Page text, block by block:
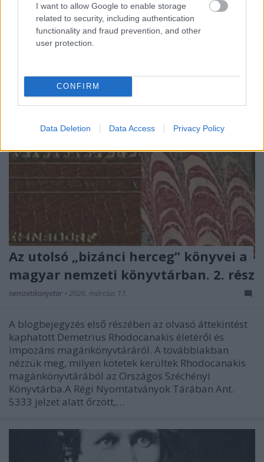
I want to allow Google to enable storage
related to security, including authentication
functionality and fraud prevention, and other
user protection.
CONFIRM
Data Deletion Data Access Privacy Policy
kisebbségben éltek. Így magától értetődő volt az,
hogy felcseperedő gyermekként szülőfalujában
anyanyelvével együtt a…
Az utolsó „bizánci herceg” könyvei a
magyar nemzeti könyvtárban. 2. rész
nemzetikonyvtar • 2026. március 17.
A blogbejegyzés első részében az olvasó áttekintést
kaphatott Demetrius Rhodocanakis életéről és
impozáns magánkönyvtáráról. A továbbiakban
nézzük meg, milyen kötetek kerültek Rhodocanakis
magánkönyvtárából az Országos Széchényi
Könyvtárba.A Régi Nyomtatványok Tárában Ant.
5333 jelzet alatt őrzött,…